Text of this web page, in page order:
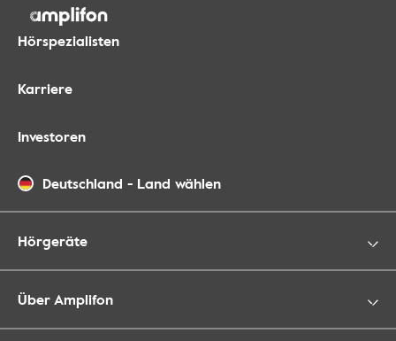
Hörspezialisten
Karriere
Investoren
Deutschland - Land wählen
Hörgeräte
Über Amplifon